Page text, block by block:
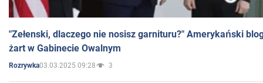
"Zełenski, dlaczego nie nosisz garnituru?" Amerykański
żart w Gabinecie Owalnym
Rozrywka03.03.2025 09:28 3